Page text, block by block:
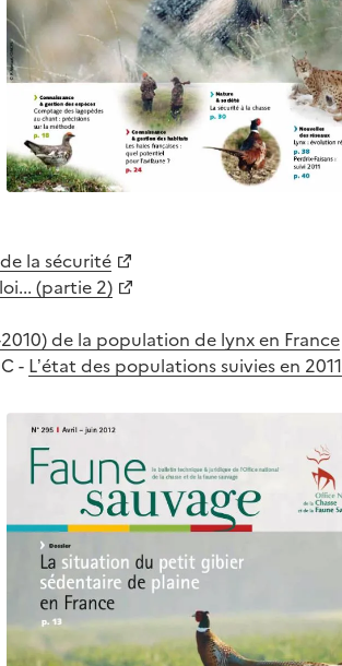
la sécurité
(partie 2)
de la population de lynx en France
- L’état des populations suivies en 2011